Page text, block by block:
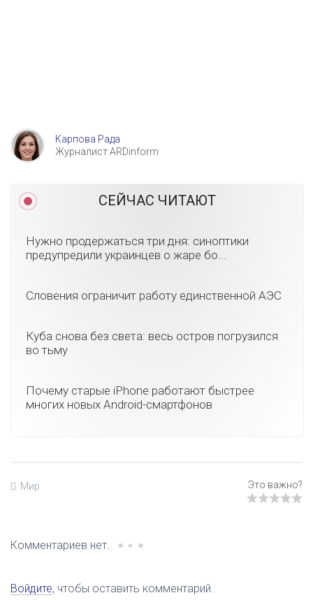
Карпова Рада
Журналист ARDinform
СЕЙЧАС ЧИТАЮТ
Нужно продержаться три дня: синоптики
предупредили украинцев о жаре бо...
Словения ограничит работу единственной АЭС
Куба снова без света: весь остров погрузился
во тьму
Почему старые iPhone работают быстрее
многих новых Android-смартфонов
Мир
Комментариев нет.
Войдите, чтобы оставить комментарий.